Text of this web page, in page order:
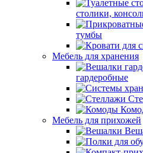
столики,
тумбы
Мебель для хранения
гардеробные
Мебель для прихожей